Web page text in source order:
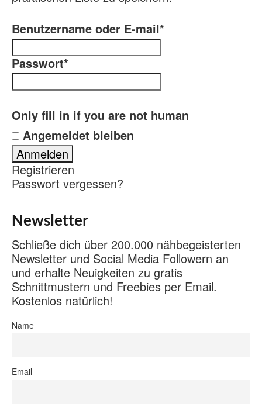
Benutzername oder E-mail*
Passwort*
Only fill in if you are not human
Angemeldet bleiben
Registrieren
Passwort vergessen?
Newsletter
Schließe dich über 200.000 nähbegeisterten
Newsletter und Social Media Followern an
und erhalte Neuigkeiten zu gratis
Schnittmustern und Freebies per Email.
Kostenlos natürlich!
Name
Email